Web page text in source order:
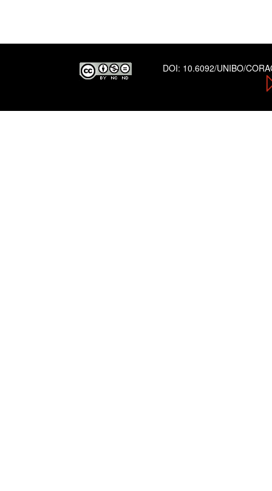
DOI: 10.6092/UNIBO/